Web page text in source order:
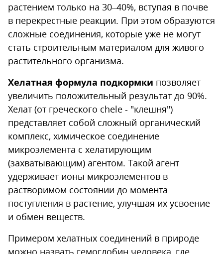
растением только на 30–40%, вступая в почве
в перекрестные реакции. При этом образуются
сложные соединения, которые уже не могут
стать строительным материалом для живого
растительного организма.
Хелатная формула подкормки позволяет
увеличить положительный результат до 90%.
Хелат (от греческого chele - "клешня")
представляет собой сложный органический
комплекс, химическое соединение
микроэлемента с хелатирующим
(захватывающим) агентом. Такой агент
удерживает ионы микроэлементов в
растворимом состоянии до момента
поступления в растение, улучшая их усвоение
и обмен веществ.
Примером хелатных соединений в природе
можно назвать гемоглобин человека, где